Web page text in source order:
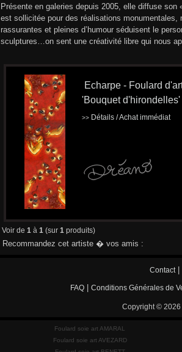
Présente en galeries depuis 2005, elle diffuse
est sollicitée pour des réalisations
rassurantes et pleines d’humour séduisent le
sculptures…on sent une créativité libre qui nous
Echarpe - Foulard
'Bouquet d'hirondelles'
>> Détails / Achat immédiat
Voir de 1 à 1 (sur 1 produits)
Recommandez cet artiste � vos amis :
Contact|
FAQ Conditions Générales de
Copyright © 2026
Foulard soie art AMARAL
Foulard soie art AVEZARD